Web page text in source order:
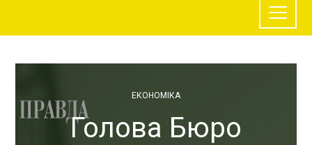
ЕКОНОМІКА
Голова Бюро